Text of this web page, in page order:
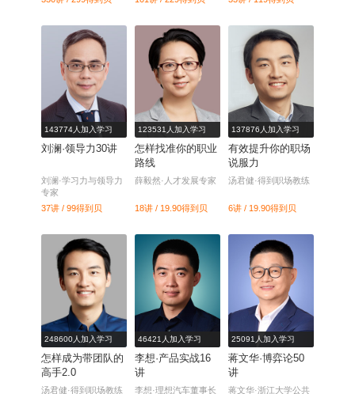
143774人加入学习
刘澜·领导力30讲
刘澜·学习力与领导力
专家
37讲 / 99得到贝
123531人加入学习
怎样找准你的职业
路线
薛毅然·人才发展专家
18讲 / 19.90得到贝
137876人加入学习
有效提升你的职场
说服力
汤君健·得到职场教练
6讲 / 19.90得到贝
248600人加入学习
怎样成为带团队的
高手2.0
汤君健·得到职场教练
46421人加入学习
李想·产品实战16
讲
李想·理想汽车董事长
25091人加入学习
蒋文华·博弈论50
讲
蒋文华·浙江大学公共